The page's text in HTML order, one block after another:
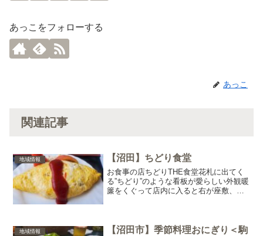
あっこをフォローする
あっこ
関連記事
地域情報 【沼田】ちどり食堂
お食事の店ちどりTHE食堂花札に出てく
る”ちどり”のような看板が愛らしい外観暖
簾をくぐって店内に入ると右が座敷、左
スを注文日曜昼間...
地域情報
【沼田市】季節料理おにぎり＜駒